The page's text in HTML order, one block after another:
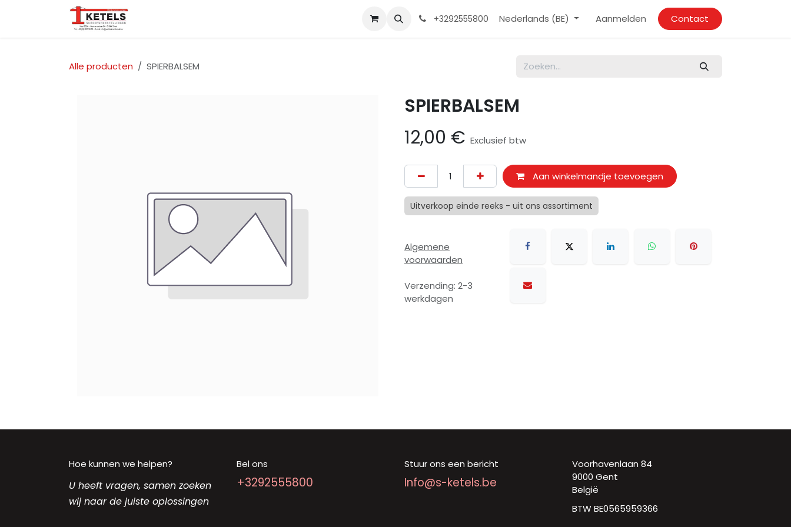
Overslaan naar inhoud
+3292555800 Nederlands (BE) Aanmelden Contact
Alle producten SPIERBALSEM
SPIERBALSEM
12,00 € Exclusief btw
Aan winkelmandje toevoegen
Uitverkoop einde reeks - uit ons assortiment
Algemene
voorwaarden
Verzending: 2-3
werkdagen
Hoe kunnen we helpen?
U heeft vragen, samen zoeken
wij naar de juiste oplossingen
Bel ons
+3292555800
Stuur ons een bericht
Info@s-ketels.be
Voorhavenlaan 84
9000 Gent
België
BTW BE0565959366